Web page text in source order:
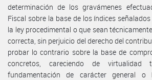
determinación de los gravámenes
Fiscal sobre la base de los índices
la ley procedimental o que sean
correcta, sin perjuicio del derecho del
probar lo contrario sobre la base de
concretos, careciendo de virtualidad
fundamentación de carácter general o